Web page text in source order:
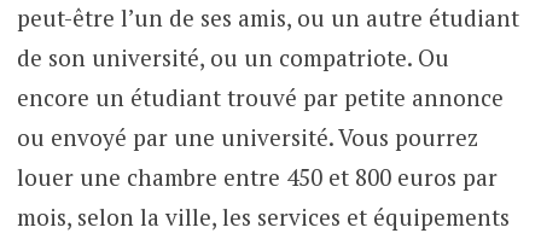
peut-être l’un de ses amis, ou un autre étudiant
de son université, ou un compatriote. Ou
encore un étudiant trouvé par petite annonce
ou envoyé par une université. Vous pourrez
louer une chambre entre 450 et 800 euros par
mois, selon la ville, les services et équipements